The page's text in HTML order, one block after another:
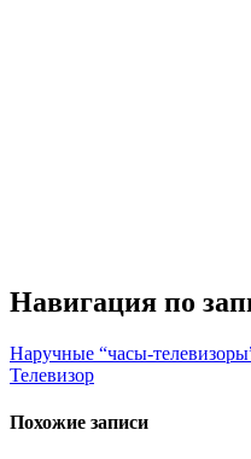
Навигация по
Наручные “часы-
Телевизор
Похожие записи